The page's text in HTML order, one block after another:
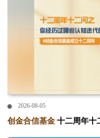
2026-08-05
创金合信基金 十二周年十